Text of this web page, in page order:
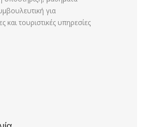
για
και τουριστικές υπηρεσίες